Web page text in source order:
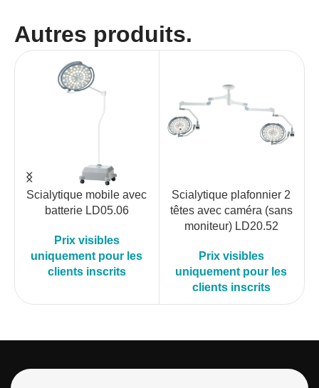
Autres produits.
Scialytique mobile avec
batterie LD05.06
Prix visibles
uniquement pour les
clients inscrits
Scialytique plafonnier 2
têtes avec caméra (sans
moniteur) LD20.52
Prix visibles
uniquement pour les
clients inscrits